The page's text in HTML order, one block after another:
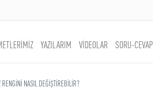
YAZILARIM VİDEOLAR SORU-CEVAP
RENGİNİ NASIL DEĞİŞTİREBİLİR?